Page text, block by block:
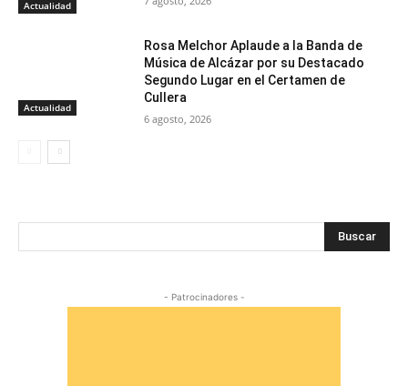
Actualidad
Actualidad
Rosa Melchor Aplaude a la Banda de
Música de Alcázar por su Destacado
Segundo Lugar en el Certamen de
Cullera
6 agosto, 2026
Buscar
- Patrocinadores -